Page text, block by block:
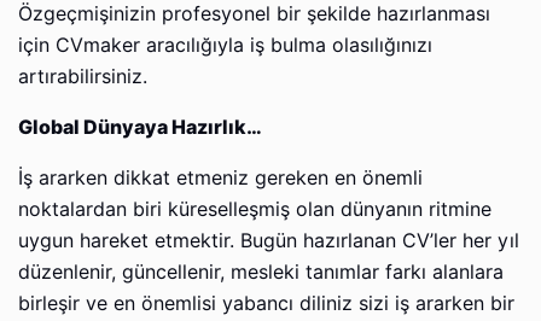
Özgeçmişinizin profesyonel bir şekilde hazırlanması
için CVmaker aracılığıyla iş bulma olasılığınızı
artırabilirsiniz.
Global Dünyaya Hazırlık…
İş ararken dikkat etmeniz gereken en önemli
noktalardan biri küreselleşmiş olan dünyanın ritmine
uygun hareket etmektir. Bugün hazırlanan CV’ler her yıl
düzenlenir, güncellenir, mesleki tanımlar farkı alanlara
birleşir ve en önemlisi yabancı diliniz sizi iş ararken bir